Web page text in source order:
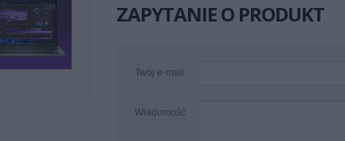
ZAPYTANIE O PRODUKT
Twój e-mail
Wiadomość